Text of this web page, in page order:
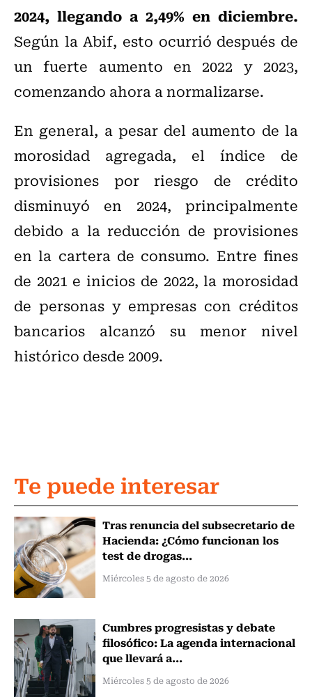
2024, llegando a 2,49% en diciembre.
Según la Abif, esto ocurrió después de
un fuerte aumento en 2022 y 2023,
comenzando ahora a normalizarse.
En general, a pesar del aumento de la
morosidad agregada, el índice de
provisiones por riesgo de crédito
disminuyó en 2024, principalmente
debido a la reducción de provisiones
en la cartera de consumo. Entre fines
de 2021 e inicios de 2022, la morosidad
de personas y empresas con créditos
bancarios alcanzó su menor nivel
histórico desde 2009.
Te puede interesar
Tras renuncia del subsecretario de
Hacienda: ¿Cómo funcionan los
test de drogas...
Miércoles 5 de agosto de 2026
Cumbres progresistas y debate
filosófico: La agenda internacional
que llevará a...
Miércoles 5 de agosto de 2026